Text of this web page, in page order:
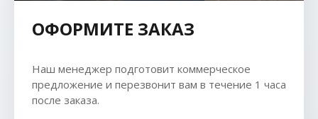
ОФОРМИТЕ ЗАКАЗ
Наш менеджер подготовит коммерческое
предложение и перезвонит вам в течение 1 часа
после заказа.